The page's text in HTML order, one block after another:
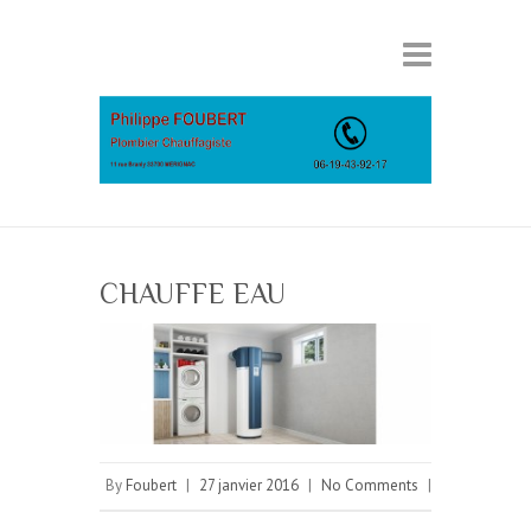
CHAUFFE EAU
By Foubert | 27 janvier 2016 | No Comments |